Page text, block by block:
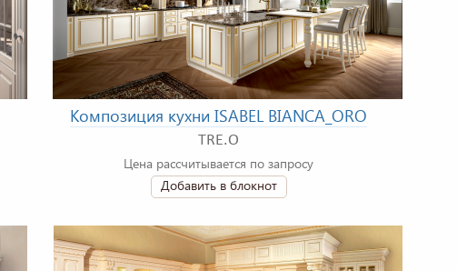
Композиция кухни ISABEL BIANCA_ORO
TRE.O
Цена рассчитывается по запросу
Добавить в блокнот